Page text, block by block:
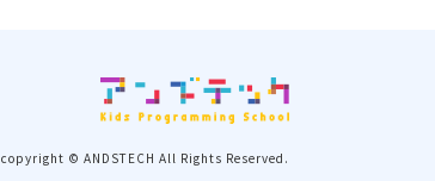
copyright © ANDSTECH All Rights Reserved.